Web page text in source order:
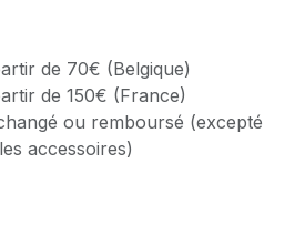
de 70€ (Belgique)
de 150€ (France)
ou remboursé (excepté
accessoires)